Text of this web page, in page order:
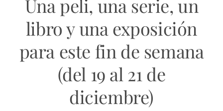
Una peli, una serie, un
libro y una exposición
para este fin de semana
(del 19 al 21 de
diciembre)